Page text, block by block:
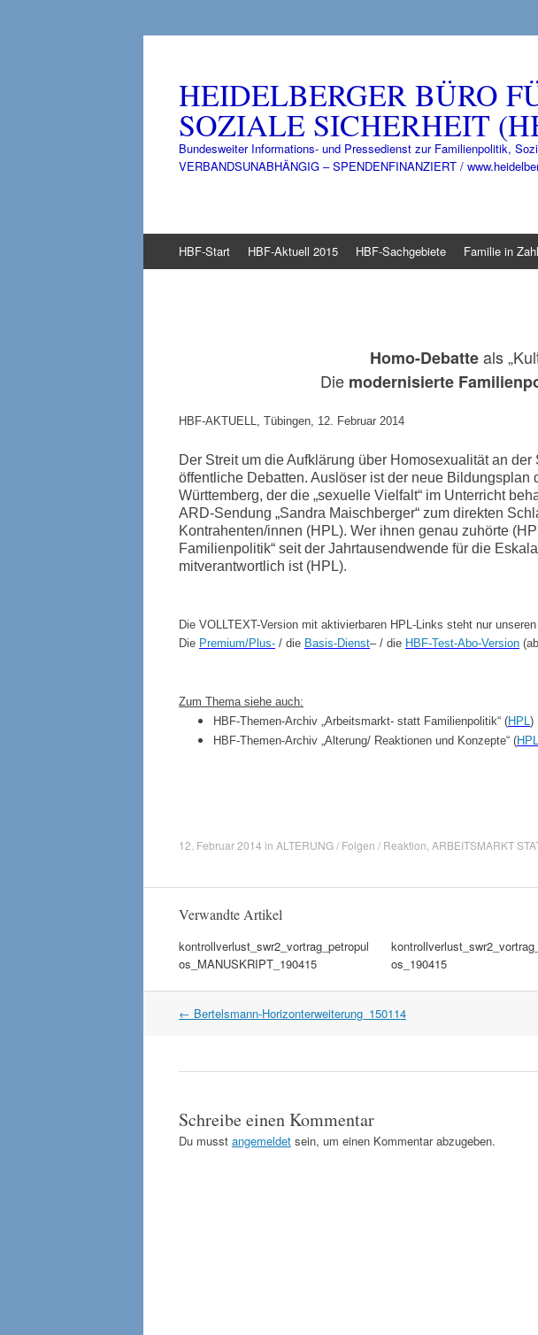
HEIDELBERGER BÜRO
SOZIALE SICHERHEIT
Bundesweiter Informations- und Pressedienst zur Familienpolitik,
VERBANDSUNABHÄNGIG – SPENDENFINANZIERT /
Inhalt
HBF-Start HBF-Aktuell 2015 HBF-Sachgebiete Familie in
Homo-Debatteals
Die modernisierte
HBF-AKTUELL, Tübingen, 12. Februar 2014
Der Streit um die Aufklärung über Homosexualität an
öffentliche Debatten. Auslöser ist der neue
Württemberg, der die „sexuelle Vielfalt“ im Unterricht
ARD-Sendung „Sandra Maischberger“ zum direkten
Kontrahenten/innen (HPL). Wer ihnen genau zuhörte
Familienpolitik“ seit der Jahrtausendwende für die
mitverantwortlich ist (HPL).
Die VOLLTEXT-Version mit aktivierbaren HPL-Links steht nur
Die Premium/Plus- / die Basis-Dienst– / die HBF-Test-Abo-Version
Zum Thema siehe auch:
HBF-Themen-Archiv „Arbeitsmarkt- statt Familienpolitik“ (HPL )
HBF-Themen-Archiv „Alterung/ Reaktionen und Konzepte“ (HPL
12. Februar 2014 in ALTERUNG / Folgen / Reaktion ARBEITSMARKT
Verwandte Artikel
kontrollverlust_swr2_vortrag_petropul
os_MANUSKRIPT_190415
os_190415
Artikel
← Bertelsmann-Horizonterweiterung_150114
Schreibe einen Kommentar
Du musst angemeldet sein, um einen Kommentar abzugeben.